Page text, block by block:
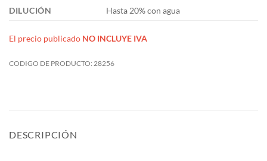
DILUCIÓN Hasta 20% con agua
El precio publicado NO INCLUYE IVA
CODIGO DE PRODUCTO: 28256
DESCRIPCIÓN